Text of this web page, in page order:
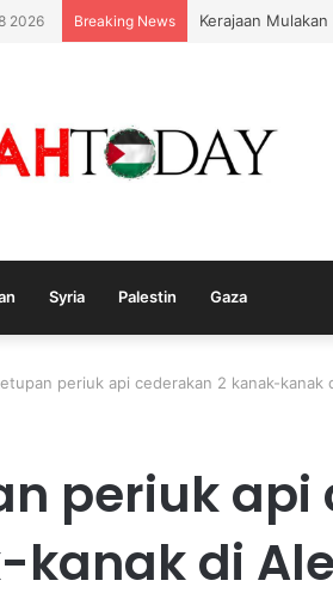
2026 Breaking News Kerajaan
Syria Palestin Gaza
periuk api cederakan 2 kanak-kanak
periuk api
kanak di